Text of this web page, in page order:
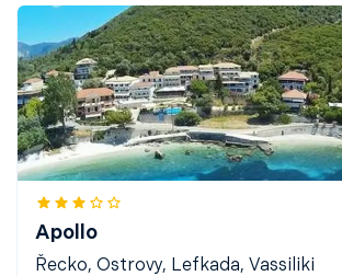
Apollo
Řecko, Ostrovy, Lefkada, Vassiliki